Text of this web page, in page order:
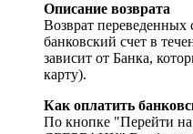
Описание возврата
Возврат переведенных
банковский счет в
зависит от Банка,
карту).
Как оплатить
По кнопке "Перейти